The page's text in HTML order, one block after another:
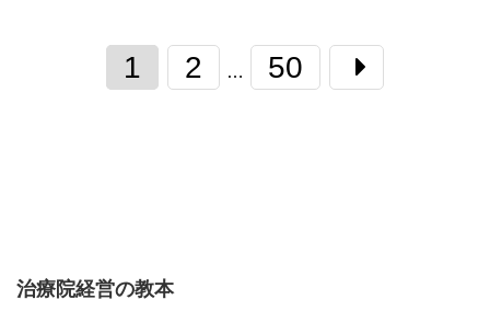
1 2 … 50
治療院経営の教本